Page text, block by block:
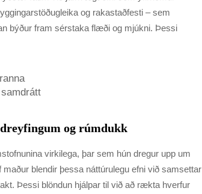
og rakastaðfesti – sem
býður fram sérstaka flæði og mjúkni. Þessi
og rúmdukk
virkilega, þar sem hún dregur upp um
blendir þessa náttúrulegu efni við samsettar
Þessi blöndun hjálpar til við að rækta hverfur